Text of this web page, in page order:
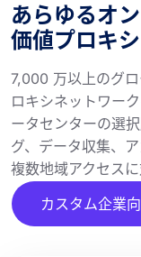
あらゆるオ
価値プロキ
7,000 万以上のグ
ロキシネットワー
ータセンターの選
グ、データ収集、
複数地域アクセスに
カスタム企業